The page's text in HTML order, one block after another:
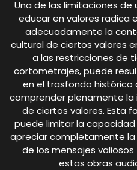
Una de las limitaciones
educar en valores radica
adecuadamente la
cultural de ciertos valores
a las restricciones de
cortometrajes, puede
en el trasfondo histórico
comprender plenamente
de ciertos valores. Esta
puede limitar la
apreciar completamente la
de los mensajes
estas obras